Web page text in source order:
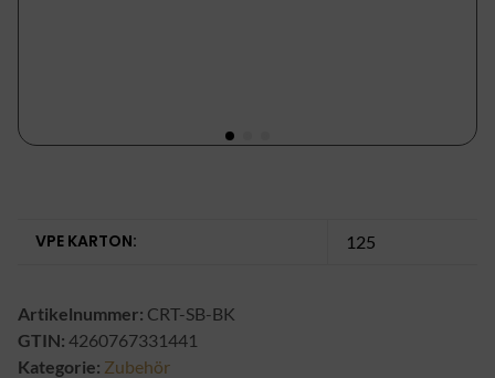
VPE KARTON: 125
Artikelnummer: CRT-SB-BK
GTIN: 4260767331441
Kategorie: Zubehör